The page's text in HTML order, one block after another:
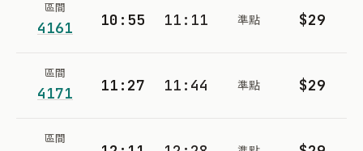
區間
4161 10:55 11:11 準點 $29
區間
4171 11:27 11:44 準點 $29
區間